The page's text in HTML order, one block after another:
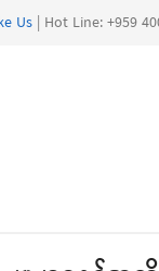
Us| Hot Line: +959